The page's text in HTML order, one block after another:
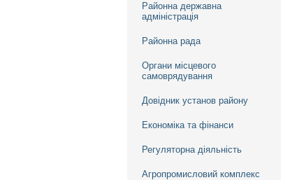
Районна державна
адміністрація
Районна рада
Органи місцевого
самоврядування
Довідник установ району
Економіка та фінанси
Регуляторна діяльність
Агропромисловий комплекс